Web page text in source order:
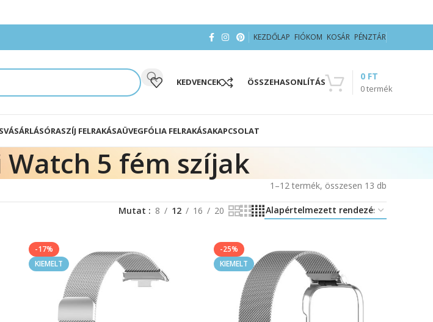
KEZDŐLAP FIÓKOM KOSÁR PÉNZTÁR
KEDVENCEK ÖSSZEHASONLÍTÁS
0termék
0 FT
VÁSÁRLÁSÓRASZÍJ FELRAKÁSAÜVEGFÓLIA FELRAKÁSAKAPCSOLAT
5 fém szíjak
1–12 termék, összesen 13 db
Mutat 8 12 16 20
-17%
KIEMELT
-25%
KIEMELT